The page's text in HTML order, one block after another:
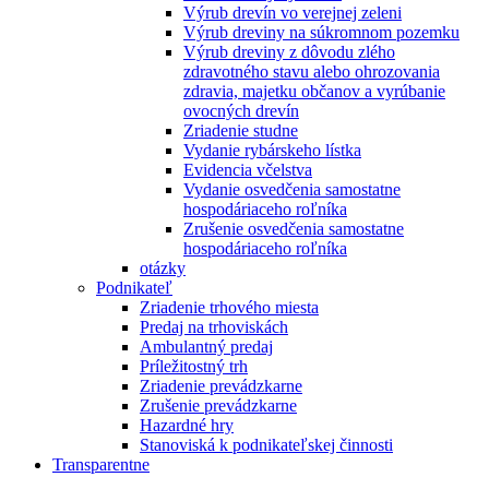
Výrub drevín vo verejnej zeleni
Výrub dreviny na súkromnom pozemku
Výrub dreviny z dôvodu zlého
zdravotného stavu alebo ohrozovania
zdravia, majetku občanov a vyrúbanie
ovocných drevín
Zriadenie studne
Vydanie rybárskeho lístka
Evidencia včelstva
Vydanie osvedčenia samostatne
hospodáriaceho roľníka
Zrušenie osvedčenia samostatne
hospodáriaceho roľníka
otázky
Podnikateľ
Zriadenie trhového miesta
Predaj na trhoviskách
Ambulantný predaj
Príležitostný trh
Zriadenie prevádzkarne
Zrušenie prevádzkarne
Hazardné hry
Stanoviská k podnikateľskej činnosti
Transparentne